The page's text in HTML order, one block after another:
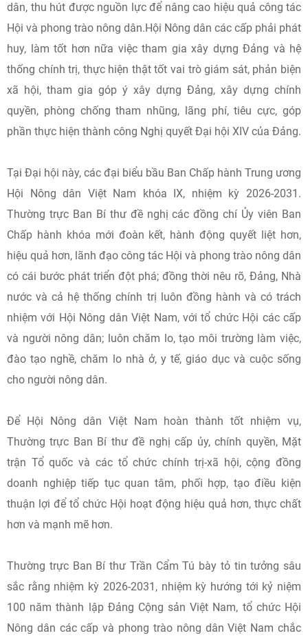
dân, thu hút được nguồn lực để nâng cao hiệu quả công tác
Hội và phong trào nông dân.Hội Nông dân các cấp phải phát
huy, làm tốt hơn nữa việc tham gia xây dựng Đảng và hệ
thống chính trị, thực hiện thật tốt vai trò giám sát, phản biện
xã hội, tham gia góp ý xây dựng Đảng, xây dựng chính
quyền, phòng chống tham nhũng, lãng phí, tiêu cực, góp
phần thực hiện thành công Nghị quyết Đại hội XIV của Đảng.
Tại Đại hội này, các đại biểu bầu Ban Chấp hành Trung ương
Hội Nông dân Việt Nam khóa IX, nhiệm kỳ 2026-2031.
Thường trực Ban Bí thư đề nghị các đồng chí Ủy viên Ban
Chấp hành khóa mới đoàn kết, hành động quyết liệt hơn,
hiệu quả hơn, lãnh đạo công tác Hội và phong trào nông dân
có cái bước phát triển đột phá; đồng thời nêu rõ, Đảng, Nhà
nước và cả hệ thống chính trị luôn đồng hành và có trách
nhiệm với Hội Nông dân Việt Nam, với tổ chức Hội các cấp
và người nông dân; luôn chăm lo, tạo môi trường làm việc,
đào tạo nghề, chăm lo nhà ở, y tế, giáo dục và cuộc sống
cho người nông dân.
Để Hội Nông dân Việt Nam hoàn thành tốt nhiệm vụ,
Thường trực Ban Bí thư đề nghị cấp ủy, chính quyền, Mặt
trận Tổ quốc và các tổ chức chính trị-xã hội, cộng đồng
doanh nghiệp tiếp tục quan tâm, phối hợp, tạo điều kiện
thuận lợi để tổ chức Hội hoạt động hiệu quả hơn, thực chất
hơn và mạnh mẽ hơn.
Thường trực Ban Bí thư Trần Cẩm Tú bày tỏ tin tưởng sâu
sắc rằng nhiệm kỳ 2026-2031, nhiệm kỳ hướng tới kỷ niệm
100 năm thành lập Đảng Cộng sản Việt Nam, tổ chức Hội
Nông dân các cấp và phong trào nông dân Việt Nam chắc